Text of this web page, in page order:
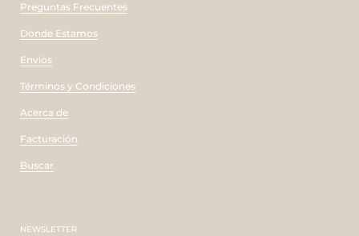
Preguntas Frecuentes
Donde Estamos
Envíos
Términos y Condiciones
Acerca de
Facturación
Buscar
NEWSLETTER